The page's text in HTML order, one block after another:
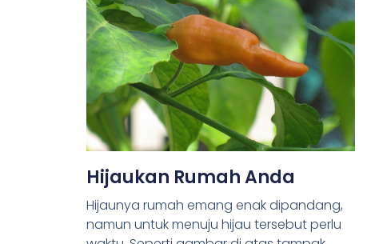
Hijaukan Rumah Anda
Hijaunya rumah emang enak dipandang,
namun untuk menuju hijau tersebut perlu